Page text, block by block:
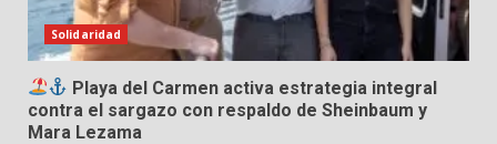
Solidaridad
Playa del Carmen activa estrategia integral
contra el sargazo con respaldo de Sheinbaum y
Mara Lezama